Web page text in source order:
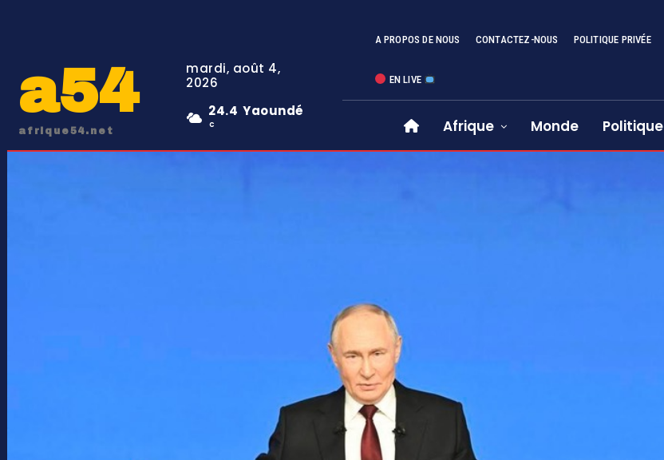
a54
afrique54.net
mardi, août 4,
2026
24.4
C
Yaoundé
A PROPOS DE NOUS CONTACTEZ-NOUS POLITIQUE PRIVÉE
EN LIVE
Afrique Monde Politique